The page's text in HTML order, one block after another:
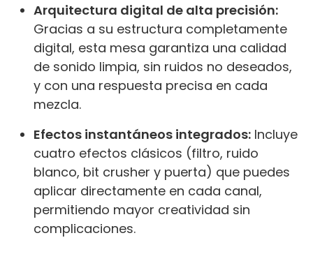
Arquitectura digital de alta precisión:
Gracias a su estructura completamente
digital, esta mesa garantiza una calidad
de sonido limpia, sin ruidos no deseados,
y con una respuesta precisa en cada
mezcla.
Efectos instantáneos integrados: Incluye
cuatro efectos clásicos (filtro, ruido
blanco, bit crusher y puerta) que puedes
aplicar directamente en cada canal,
permitiendo mayor creatividad sin
complicaciones.